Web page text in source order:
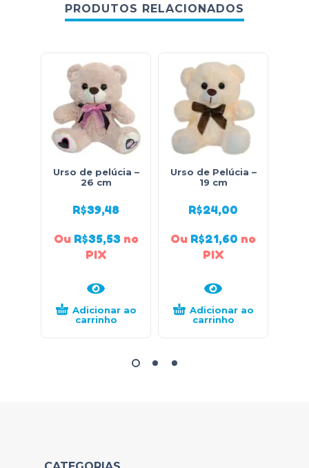
PRODUTOS RELACIONADOS
Urso de pelúcia –
26 cm
R$39,48
Ou R$35,53 no
PIX
Adicionar ao
carrinho
Urso de Pelúcia –
19 cm
R$24,00
Ou R$21,60 no
PIX
Adicionar ao
carrinho